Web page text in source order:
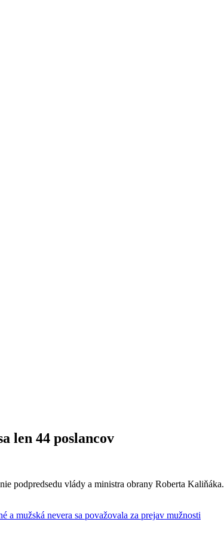
len 44 poslancov
podpredsedu vlády a ministra obrany Roberta Kaliňáka.
a mužská nevera sa považovala za prejav mužnosti